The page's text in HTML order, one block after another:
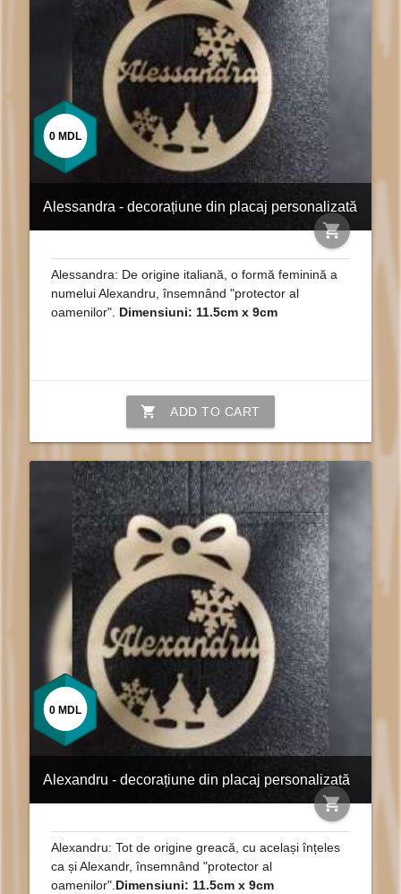
Alessandra - decorațiune din placaj personalizată
shopping_cart
0 MDL
Alessandra: De origine italiană, o formă feminină a
numelui Alexandru, însemnând "protector al
oamenilor". Dimensiuni: 11.5cm x 9cm
shopping_cart ADD TO CART
Alexandru - decorațiune din placaj personalizată
shopping_cart
0 MDL
Alexandru: Tot de origine greacă, cu același înțeles
ca și Alexandr, însemnând "protector al
oamenilor".Dimensiuni: 11.5cm x 9cm